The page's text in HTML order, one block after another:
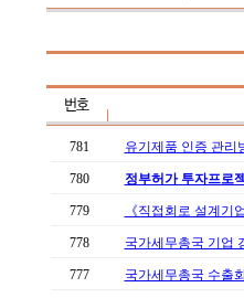
781 유기제품 인증 관리
780 정부허가 투자프로
779 《직접회로 설계기
778 국가세무총국 기업
777 국가세무총국 수출